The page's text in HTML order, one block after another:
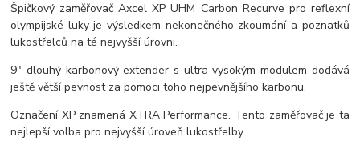
Špičkový zaměřovač Axcel XP UHM Carbon Recurve pro reflexní
olympijské luky je výsledkem nekonečného zkoumání a poznatků
lukostřelců na té nejvyšší úrovni.
9" dlouhý karbonový extender s ultra vysokým modulem dodává
ještě větší pevnost za pomoci toho nejpevnějšího karbonu.
Označení XP znamená XTRA Performance. Tento zaměřovač je ta
nejlepší volba pro nejvyšší úroveň lukostřelby.